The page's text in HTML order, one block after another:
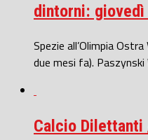
dintorni:
Spezie all’Olimpia
due mesi fa). Paszynski
Calcio